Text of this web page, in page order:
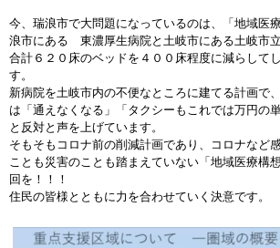
今、瑞浪市で大問題になっているのは、「地域医
浪市にある 東濃厚生病院と土岐市にある土岐市立
合計６２０床のベッドを４００床程度に減らして
す。
新病院を土岐市内の不便なところに建てる計画で
は「通えなくなる」「タクシーもこれでは万円の
と反対と声を上げています。
そもそもコロナ前の削減計画であり、コロナなど
ことも災害のことも踏まえていない「地域医療構
回を！！！
住民の皆様とともに力を合わせていく決意です。